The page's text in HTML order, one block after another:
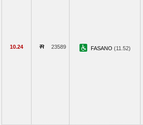
10.24 23589 FASANO (11.52)